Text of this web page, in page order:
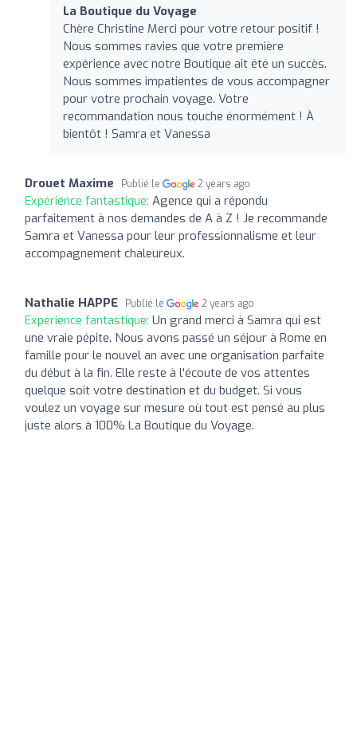
La Boutique du Voyage
Chère Christine Merci pour votre retour positif !
Nous sommes ravies que votre première
expérience avec notre Boutique ait été un succès.
Nous sommes impatientes de vous accompagner
pour votre prochain voyage. Votre
recommandation nous touche énormément ! À
bientôt ! Samra et Vanessa
Drouet Maxime Publié le 2 years ago
Expérience fantastique: Agence qui a répondu
parfaitement à nos demandes de A à Z ! Je recommande
Samra et Vanessa pour leur professionnalisme et leur
accompagnement chaleureux.
Nathalie HAPPE Publié le 2 years ago
Expérience fantastique: Un grand merci à Samra qui est
une vraie pépite. Nous avons passé un séjour à Rome en
famille pour le nouvel an avec une organisation parfaite
du début à la fin. Elle reste à l'écoute de vos attentes
quelque soit votre destination et du budget. Si vous
voulez un voyage sur mesure où tout est pensé au plus
juste alors à 100% La Boutique du Voyage.